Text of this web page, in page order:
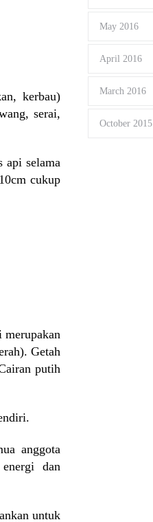
kerbau)
serai,
api selama
cukup
merupakan
Getah
putih
anggota
dan
untuk
May 2016
April 2016
March 2016
October 2015